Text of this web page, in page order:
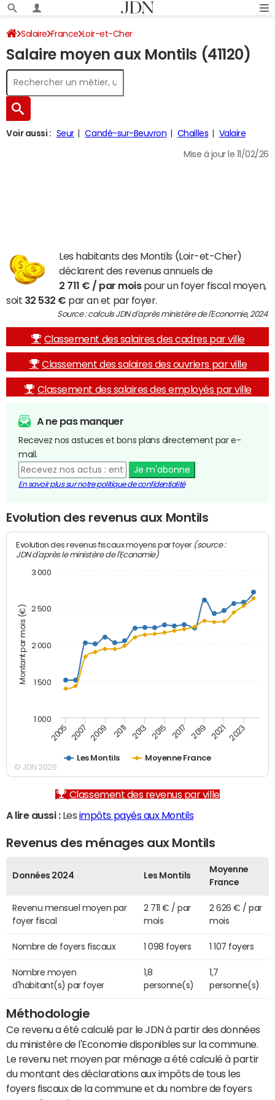
Salaire France Loir-et-Cher
Salaire moyen aux Montils (41120)
Voir aussi : Seur Candé-sur-Beuvron Chailles Valaire
Mise à jour le 11/02/26
Les habitants des Montils (Loir-et-Cher)
déclarent des revenus annuels de
2 711 € / par moispour un foyer fiscal moyen,
soit 32 532 € par an et par foyer.
Source : calculs JDN d'après ministère de l'Economie, 2024
Classement des salaires des cadres par ville
Classement des salaires des ouvriers par ville
Classement des salaires des employés par ville
A ne pas manquer
Recevez nos astuces et bons plans directement par e-
mail.
Je m'abonne
En savoir plus sur notre politique de confidentialité
Evolution des revenus aux Montils
Montant par mois (€)
Evolution des revenus fiscaux moyens par foyer (source :
JDN d'après le ministère de l'Economie)
Les Montils Moyenne France
2005 2007 2009 2011 2013 2015 2017 2019 2021 2023
1 000
1 500
2 000
2 500
3 000
© JDN 2026
Classement des revenus par ville
A lire aussi :Les impôts payés aux Montils
Revenus des ménages aux Montils
Données 2024 Les Montils
Moyenne
France
Revenu mensuel moyen par
foyer fiscal
2 711 € / par
mois
2 626 € / par
mois
Nombre de foyers fiscaux 1 098 foyers 1 107 foyers
Nombre moyen
d'habitant(s) par foyer
1,8
personne(s)
1,7
personne(s)
Méthodologie
Ce revenu a été calculé par le JDN à partir des données
du ministère de l'Economie disponibles sur la commune.
Le revenu net moyen par ménage a été calculé à partir
du montant des déclarations aux impôts de tous les
foyers fiscaux de la commune et du nombre de foyers